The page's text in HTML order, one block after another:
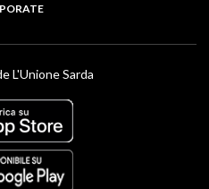
L'Unione Sarda